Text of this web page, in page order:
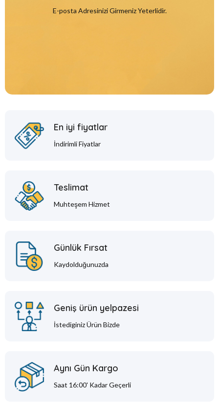
E-posta Adresinizi Girmeniz Yeterlidir.
En iyi fiyatlar
İndirimli Fiyatlar
Teslimat
Muhteşem Hizmet
Günlük Fırsat
Kaydolduğunuzda
Geniş ürün yelpazesi
İstediginiz Ürün Bizde
Aynı Gün Kargo
Saat 16:00' Kadar Geçerli